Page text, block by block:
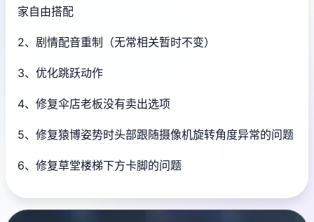
家自由搭配
2、剧情配音重制（无常相关暂时不变）
3、优化跳跃动作
4、修复伞店老板没有卖出选项
5、修复猿博姿势时头部跟随摄像机旋转角度异常的问题
6、修复草堂楼梯下方卡脚的问题